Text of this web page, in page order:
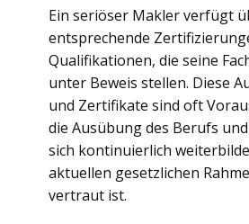
Ein seriöser Makler verfügt
entsprechende
Qualifikationen, die seine
unter Beweis stellen. Diese
und Zertifikate sind oft
die Ausübung des Berufs
sich kontinuierlich
aktuellen gesetzlichen
vertraut ist.